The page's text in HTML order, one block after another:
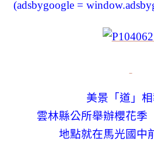
(adsbygoogle =
美景「道」相
雲林縣公所舉辦櫻花季
地點就在馬光國中